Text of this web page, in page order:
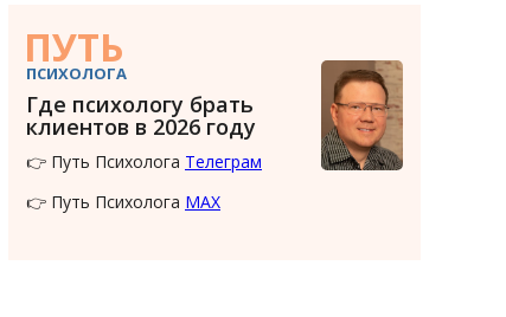
ПУТЬ
ПСИХОЛОГА
Где психологу брать
клиентов в 2026 году
👉 Путь Психолога Телеграм
👉 Путь Психолога MAX